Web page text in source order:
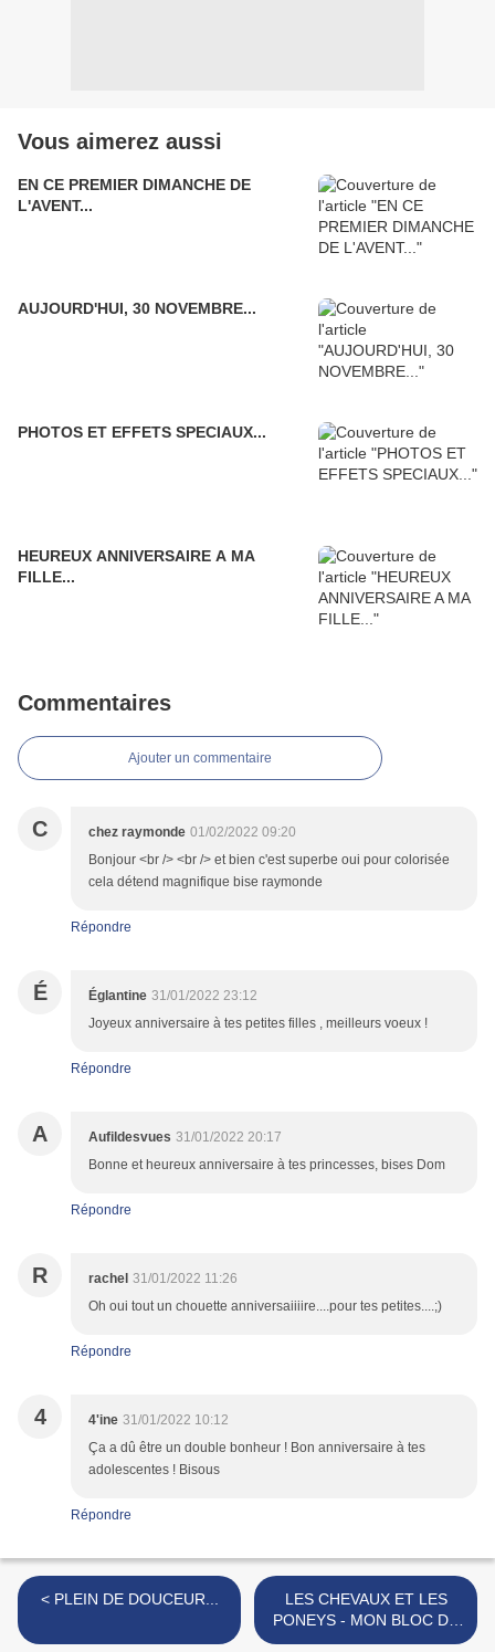
Vous aimerez aussi
EN CE PREMIER DIMANCHE DE
L'AVENT...
AUJOURD'HUI, 30 NOVEMBRE...
PHOTOS ET EFFETS SPECIAUX...
HEUREUX ANNIVERSAIRE A MA
FILLE...
Commentaires
Ajouter un commentaire
C chez raymonde 01/02/2022 09:20
Bonjour <br /> <br /> et bien c'est superbe oui pour colorisée
cela détend magnifique bise raymonde
Répondre
É Églantine 31/01/2022 23:12
Joyeux anniversaire à tes petites filles , meilleurs voeux !
Répondre
A Aufildesvues 31/01/2022 20:17
Bonne et heureux anniversaire à tes princesses, bises Dom
Répondre
R rachel 31/01/2022 11:26
Oh oui tout un chouette anniversaiiiire....pour tes petites....;)
Répondre
4 4'ine 31/01/2022 10:12
Ça a dû être un double bonheur ! Bon anniversaire à tes
adolescentes ! Bisous
Répondre
< PLEIN DE DOUCEUR...
LES CHEVAUX ET LES
PONEYS - MON BLOC DE
COLORIAGES -